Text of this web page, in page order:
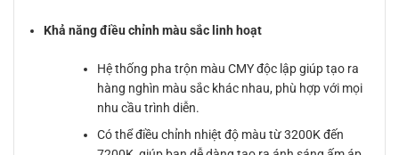
Khả năng điều chỉnh màu sắc linh hoạt
Hệ thống pha trộn màu CMY độc lập giúp tạo ra
hàng nghìn màu sắc khác nhau, phù hợp với mọi
nhu cầu trình diễn.
Có thể điều chỉnh nhiệt độ màu từ 3200K đến